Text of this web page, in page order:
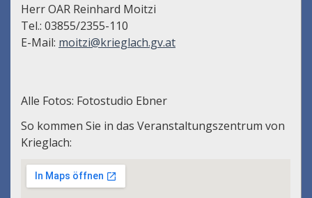
Herr OAR Reinhard Moitzi
Tel.: 03855/2355-110
E-Mail: moitzi@krieglach.gv.at
Alle Fotos: Fotostudio Ebner
So kommen Sie in das Veranstaltungszentrum von
Krieglach: